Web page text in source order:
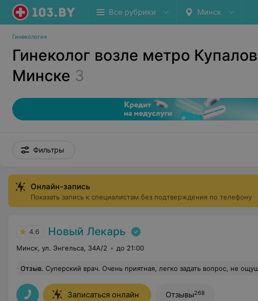
Все рубрики Минск
Гинекология
Гинеколог возле метро
Минске 3
Фильтры
Онлайн-запись
Показать запись к специалистам без подтверждения по телефону
4.6 Новый Лекарь
Минск, ул. Энгельса, 34А/2 до 21:00
Отзыв. Суперский врач. Очень приятная, легко задать вопрос, не ощущаешь себя глупой, не затягивает прием,
Записаться онлайн Отзывы268